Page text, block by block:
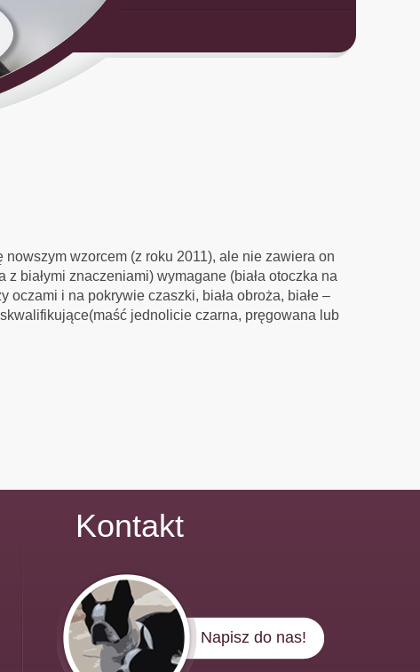
wzorcem (z roku 2011), ale nie zawiera on
białymi znaczeniami) wymagane (biała otoczka na
oczami i na pokrywie czaszki, biała obroża, białe –
jednolicie czarna, pręgowana lub
Kontakt
Napisz do nas!